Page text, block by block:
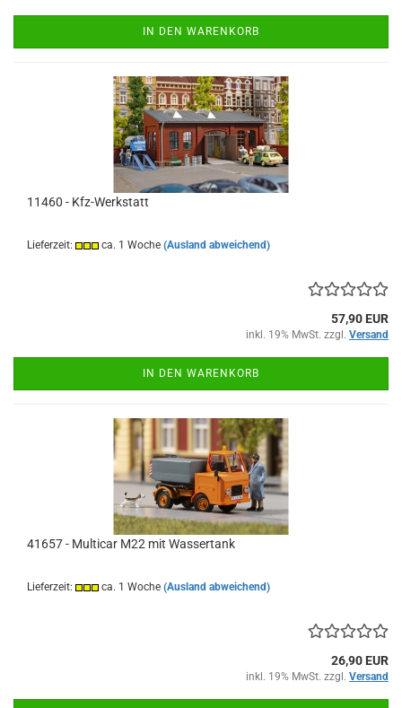
IN DEN WARENKORB
11460 - Kfz-Werkstatt
Lieferzeit: ca. 1 Woche (Ausland abweichend)
57,90 EUR
inkl. 19% MwSt. zzgl. Versand
IN DEN WARENKORB
41657 - Multicar M22 mit Wassertank
Lieferzeit: ca. 1 Woche (Ausland abweichend)
26,90 EUR
inkl. 19% MwSt. zzgl. Versand